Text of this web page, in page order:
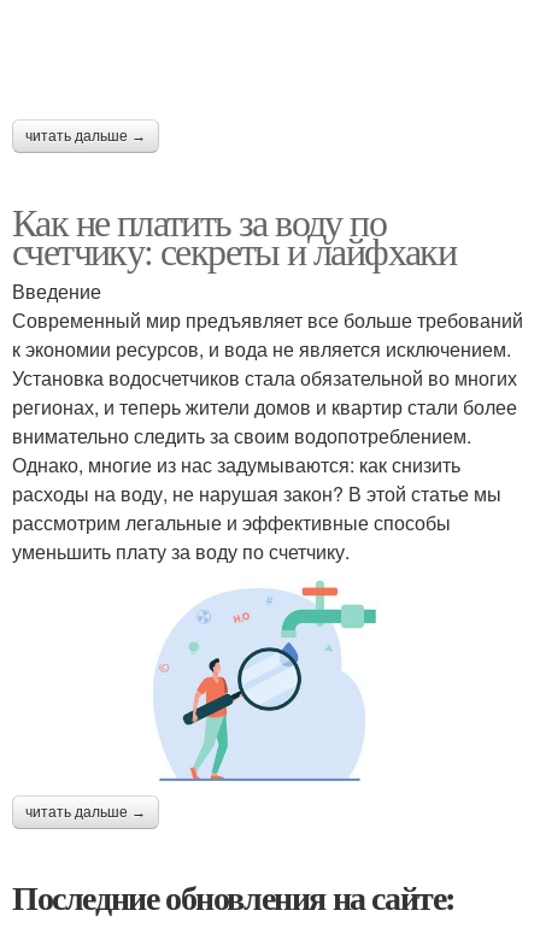
читать дальше →
Как не платить за воду по
счетчику: секреты и лайфхаки
Введение
Современный мир предъявляет все больше требований
к экономии ресурсов, и вода не является исключением.
Установка водосчетчиков стала обязательной во многих
регионах, и теперь жители домов и квартир стали более
внимательно следить за своим водопотреблением.
Однако, многие из нас задумываются: как снизить
расходы на воду, не нарушая закон? В этой статье мы
рассмотрим легальные и эффективные способы
уменьшить плату за воду по счетчику.
читать дальше →
Последние обновления на сайте: